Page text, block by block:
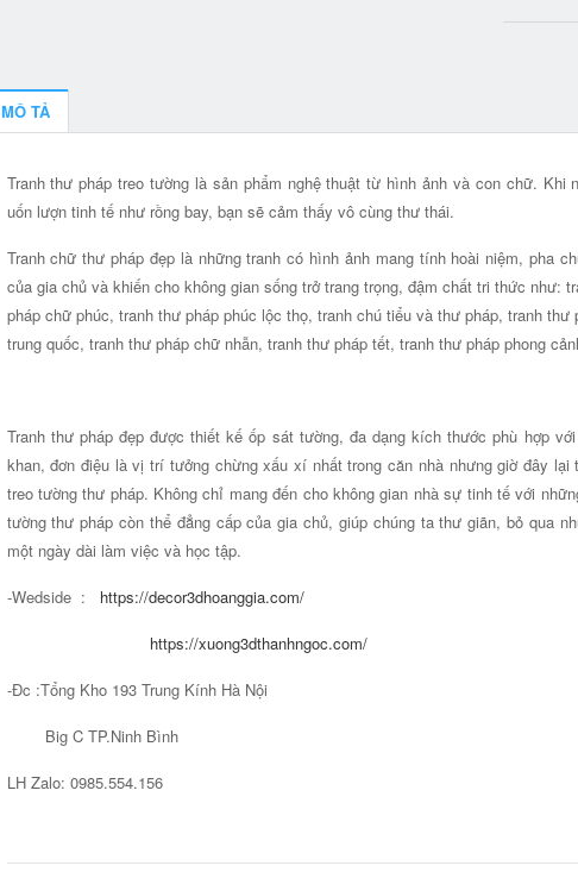
MÔ TẢ
Tranh thư pháp treo tường là sản phẩm nghệ thuật từ hình ảnh và con chữ.
uốn lượn tinh tế như rồng bay, bạn sẽ cảm thấy vô cùng thư thái.
Tranh chữ thư pháp đẹp là những tranh có hình ảnh mang tính hoài niệm, pha
của gia chủ và khiến cho không gian sống trở trang trọng, đậm chất tri thức như:
pháp chữ phúc, tranh thư pháp phúc lộc thọ, tranh chú tiểu và thư pháp, tranh
trung quốc, tranh thư pháp chữ nhẫn, tranh thư pháp tết, tranh thư pháp phong
Tranh thư pháp đẹp được thiết kế ốp sát tường, đa dạng kích thước phù hợp
khan, đơn điệu là vị trí tưởng chừng xấu xí nhất trong căn nhà nhưng giờ đây
treo tường thư pháp. Không chỉ mang đến cho không gian nhà sự tinh tế với
tường thư pháp còn thể đẳng cấp của gia chủ, giúp chúng ta thư giãn, bỏ qua
một ngày dài làm việc và học tập.
-Wedside : https://decor3dhoanggia.com/
https://xuong3dthanhngoc.com/
-Đc :Tổng Kho 193 Trung Kính Hà Nội
Big C TP.Ninh Bình
LH Zalo: 0985.554.156